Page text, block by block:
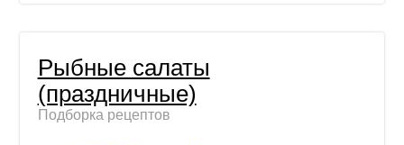
Рыбные салаты
(праздничные)
Подборка рецептов